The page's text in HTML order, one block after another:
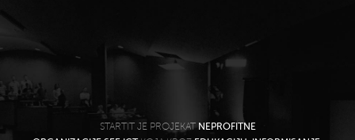
STARTIT JE PROJEKAT NEPROFITNE